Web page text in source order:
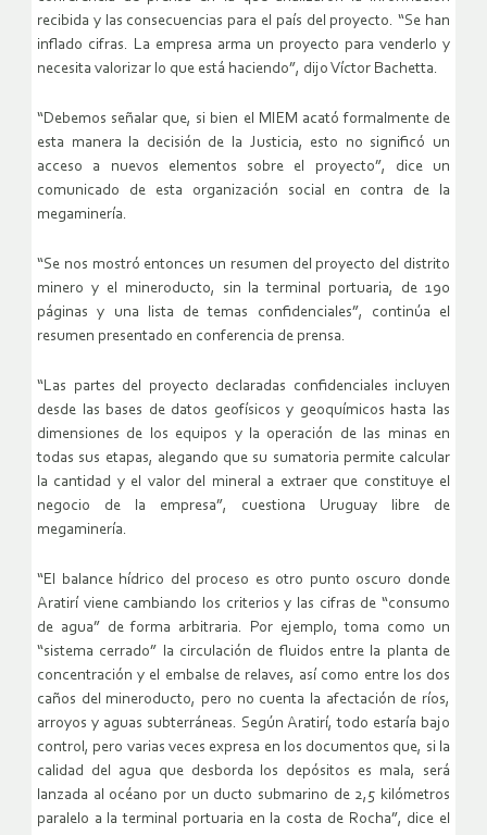
recibida y las consecuencias para el país del proyecto. “Se han
inflado cifras. La empresa arma un proyecto para venderlo y
necesita valorizar lo que está haciendo”, dijo Víctor Bachetta.
“Debemos señalar que, si bien el MIEM acató formalmente de
esta manera la decisión de la Justicia, esto no significó un
acceso a nuevos elementos sobre el proyecto”, dice un
comunicado de esta organización social en contra de la
megaminería.
“Se nos mostró entonces un resumen del proyecto del distrito
minero y el mineroducto, sin la terminal portuaria, de 190
páginas y una lista de temas confidenciales”, continúa el
resumen presentado en conferencia de prensa.
“Las partes del proyecto declaradas confidenciales incluyen
desde las bases de datos geofísicos y geoquímicos hasta las
dimensiones de los equipos y la operación de las minas en
todas sus etapas, alegando que su sumatoria permite calcular
la cantidad y el valor del mineral a extraer que constituye el
negocio de la empresa”, cuestiona Uruguay libre de
megaminería.
“El balance hídrico del proceso es otro punto oscuro donde
Aratirí viene cambiando los criterios y las cifras de “consumo
de agua” de forma arbitraria. Por ejemplo, toma como un
“sistema cerrado” la circulación de fluidos entre la planta de
concentración y el embalse de relaves, así como entre los dos
caños del mineroducto, pero no cuenta la afectación de ríos,
arroyos y aguas subterráneas. Según Aratirí, todo estaría bajo
control, pero varias veces expresa en los documentos que, si la
calidad del agua que desborda los depósitos es mala, será
lanzada al océano por un ducto submarino de 2,5 kilómetros
paralelo a la terminal portuaria en la costa de Rocha”, dice el